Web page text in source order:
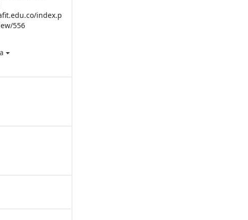
index.p
556